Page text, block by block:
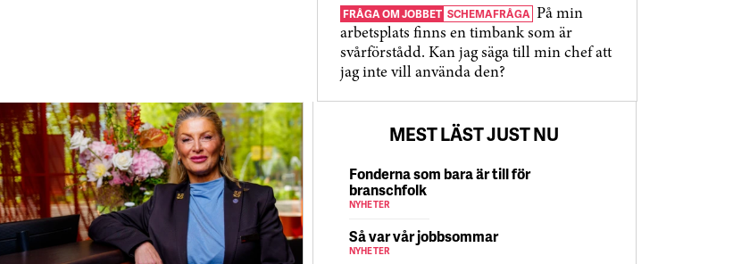
FRÅGA OM JOBBET SCHEMAFRÅGA På min
arbetsplats finns en timbank som är
svårförstådd. Kan jag säga till min chef att
jag inte vill använda den?
MEST LÄST JUST NU
Fonderna som bara är till för
branschfolk
NYHETER
Så var vår jobbsommar
NYHETER